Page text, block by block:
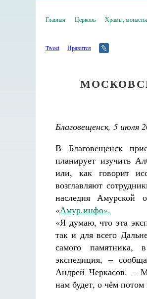
Главная Церковь Храмы,
Tweet Нравится
Благовещенск, 5 июля
В Благовещенск
планирует изучить
или, как говорит
возглавляют
наследия Амурской
«Амур.инфо».
«Я думаю, что эта
так и для всего
самого памятника,
экспедиция, –
Андрей Черкасов. –
нам будет, о чём потом